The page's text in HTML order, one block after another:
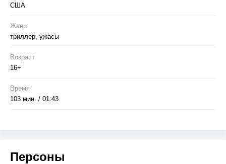
США
Жанр
триллер, ужасы
Возраст
16+
Время
103 мин. / 01:43
Персоны